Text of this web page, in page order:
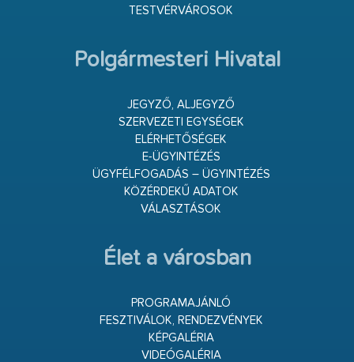
TESTVÉRVÁROSOK
Polgármesteri Hivatal
JEGYZŐ, ALJEGYZŐ
SZERVEZETI EGYSÉGEK
ELÉRHETŐSÉGEK
E-ÜGYINTÉZÉS
ÜGYFÉLFOGADÁS – ÜGYINTÉZÉS
KÖZÉRDEKŰ ADATOK
VÁLASZTÁSOK
Élet a városban
PROGRAMAJÁNLÓ
FESZTIVÁLOK, RENDEZVÉNYEK
KÉPGALÉRIA
VIDEÓGALÉRIA